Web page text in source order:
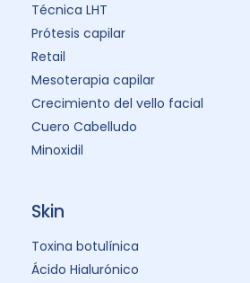
Técnica LHT
Prótesis capilar
Retail
Mesoterapia capilar
Crecimiento del vello facial
Cuero Cabelludo
Minoxidil
Skin
Toxina botulínica
Ácido Hialurónico